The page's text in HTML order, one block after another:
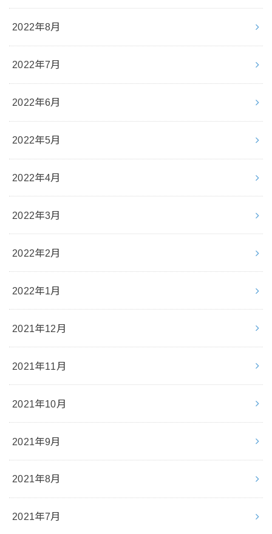
2022年8月
2022年7月
2022年6月
2022年5月
2022年4月
2022年3月
2022年2月
2022年1月
2021年12月
2021年11月
2021年10月
2021年9月
2021年8月
2021年7月